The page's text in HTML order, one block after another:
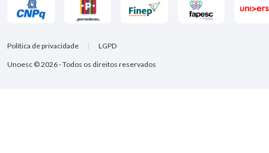
Unoesc © 2026 - Todos os direitos reservados
Política de privacidade LGPD